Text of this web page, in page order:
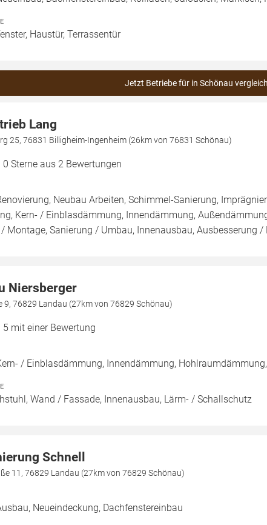
Haustür, Terrassentür
Jetzt Betriebe für in Schönau
Lang
25, 76831 Billigheim-Ingenheim (26km von 76831 Schönau)
0 Sterne aus 2 Bewertungen
Neubau Arbeiten, Schimmel-Sanierung,
Kern- / Einblasdämmung, Innendämmung,
Montage, Sanierung / Umbau, Innenausbau, Ausbesserung /
Niersberger
9, 76829 Landau (27km von 76829 Schönau)
5 mit einer Bewertung
/ Einblasdämmung, Innendämmung,
Wand / Fassade, Innenausbau, Lärm- / Schallschutz
Schnell
11, 76829 Landau (27km von 76829 Schönau)
Neueindeckung, Dachfenstereinbau